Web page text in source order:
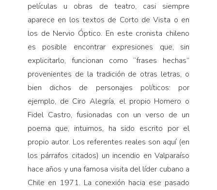
películas u obras de teatro, casi siempre
aparece en los textos de Corto de Vista o en
los de Nervio Óptico. En este cronista chileno
es posible encontrar expresiones que, sin
explicitarlo, funcionan como “frases hechas”
provenientes de la tradición de otras letras, o
bien dichos de personajes políticos: por
ejemplo, de Ciro Alegría, el propio Homero o
Fidel Castro, fusionadas con un verso de un
poema que, intuimos, ha sido escrito por el
propio autor. Los referentes reales son aquí (en
los párrafos citados) un incendio en Valparaíso
hace años y una famosa visita del líder cubano a
Chile en 1971. La conexión hacia ese pasado